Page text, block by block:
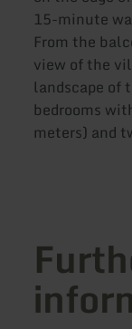
15-minute
From the
view of the
landscape of
bedrooms
meters) and